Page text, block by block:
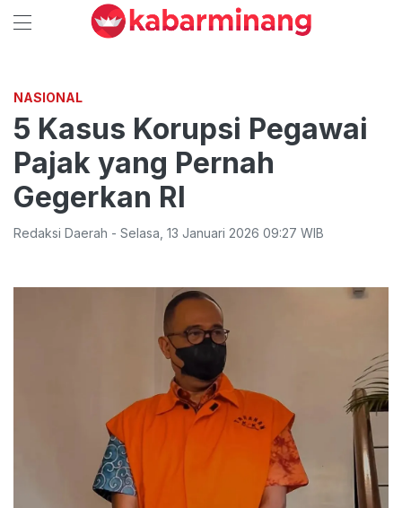
NASIONAL
5 Kasus Korupsi Pegawai
Pajak yang Pernah
Gegerkan RI
Redaksi Daerah - Selasa 13 Januari 2026 09:27 WIB